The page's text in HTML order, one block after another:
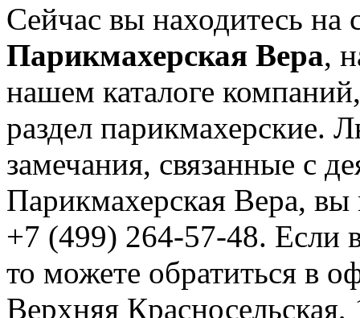
Сейчас вы находитесь на
Парикмахерская Вера,
нашем каталоге
раздел
замечания, связанные с
Парикмахерская Вера,
+7 (499) 264-57-48. Если
то можете обратиться в
Верхняя